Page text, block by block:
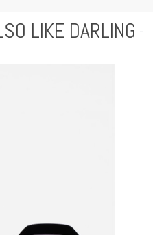
LIKE DARLING